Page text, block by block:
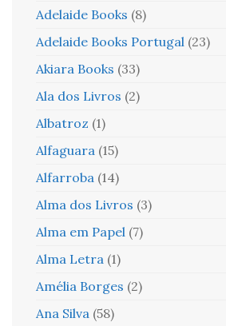
Adelaide Books (8)
Adelaide Books Portugal (23)
Akiara Books (33)
Ala dos Livros (2)
Albatroz (1)
Alfaguara (15)
Alfarroba (14)
Alma dos Livros (3)
Alma em Papel (7)
Alma Letra (1)
Amélia Borges (2)
Ana Silva (58)